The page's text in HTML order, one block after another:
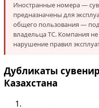
Иностранные номера —
предназначены для
общего пользования —
владельца ТС. Компания не
нарушение правил
Дубликаты
Казахстана